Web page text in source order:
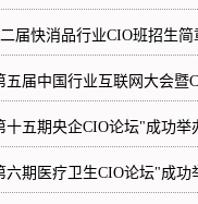
届快消品行业CIO班招生简
五届中国行业互联网大会暨
十五期央企CIO论坛"成功举
六期医疗卫生CIO论坛"成功